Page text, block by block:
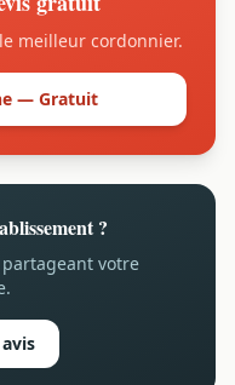
meilleur cordonnier.
— Gratuit
?
votre